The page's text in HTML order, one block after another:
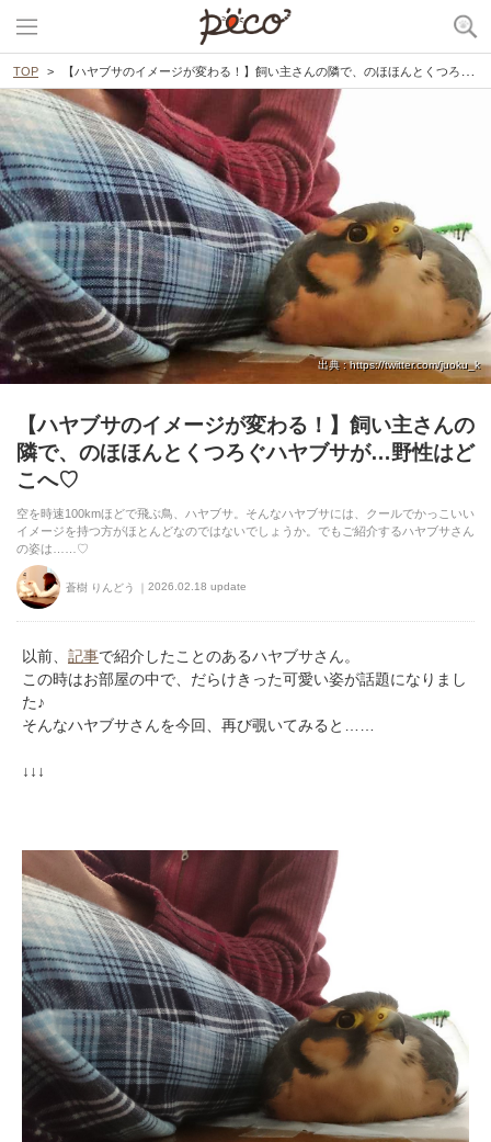
TOP 【ハヤブサのイメージが変わる！】飼い主さんの隣で、のほほんとくつろぐハヤブサが…野性はどこへ♡
出典 : https://twitter.com/juoku_k
【ハヤブサのイメージが変わる！】飼い主さんの
隣で、のほほんとくつろぐハヤブサが…野性はど
こへ♡
空を時速100kmほどで飛ぶ鳥、ハヤブサ。そんなハヤブサには、クールでかっこいい
イメージを持つ方がほとんどなのではないでしょうか。でもご紹介するハヤブサさん
の姿は……♡
蒼樹 りんどう 2026.02.18 update
以前、 記事で紹介したことのあるハヤブサさん。
この時はお部屋の中で、だらけきった可愛い姿が話題になりまし
た♪
そんなハヤブサさんを今回、再び覗いてみると……
↓↓↓